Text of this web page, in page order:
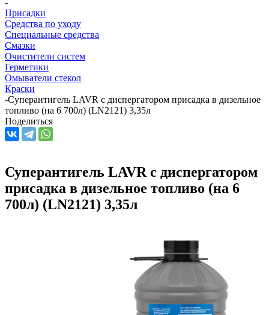
Присадки
Средства по уходу
Специальные средства
Смазки
Очистители систем
Герметики
Омыватели стекол
Краски
-Суперантигель LAVR с диспергатором присадка в дизельное
топливо (на 6 700л) (LN2121) 3,35л
Поделиться
Суперантигель LAVR с диспергатором
присадка в дизельное топливо (на 6
700л) (LN2121) 3,35л